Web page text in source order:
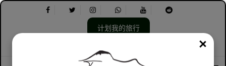
计划我的旅行
关闭